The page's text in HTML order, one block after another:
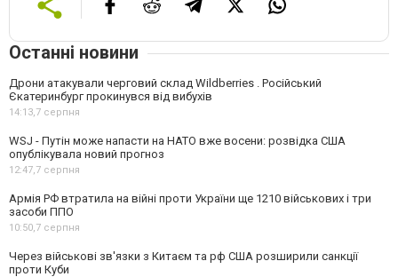
Останні новини
Дрони атакували черговий склад Wildberries . Російський
Єкатеринбург прокинувся від вибухів
14:13,7 серпня
WSJ - Путін може напасти на НАТО вже восени: розвідка США
опублікувала новий прогноз
12:47,7 серпня
Армія РФ втратила на війні проти України ще 1210 військових і три
засоби ППО
10:50,7 серпня
Через військові зв'язки з Китаєм та рф США розширили санкції
проти Куби